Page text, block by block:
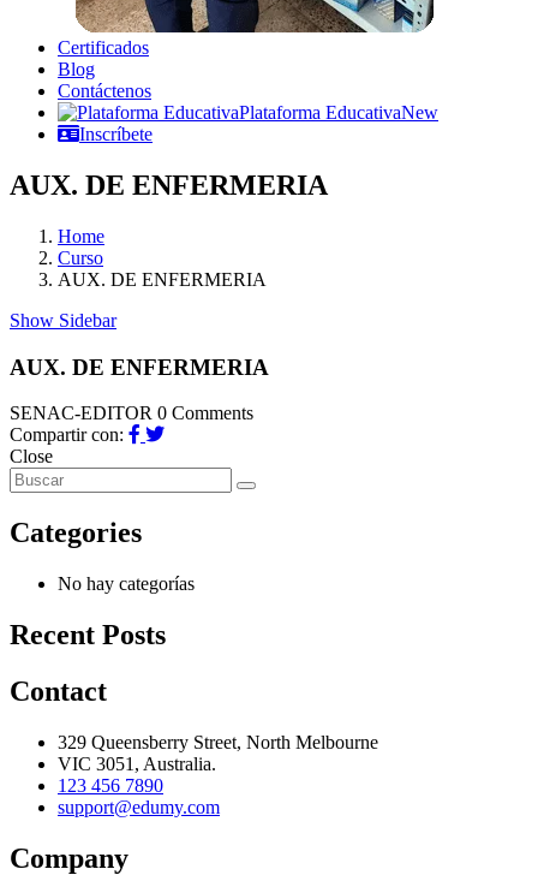
Certificados
Blog
Contáctenos
Plataforma EducativaNew
Inscríbete
AUX. DE ENFERMERIA
Home
Curso
AUX. DE ENFERMERIA
Show Sidebar
AUX. DE ENFERMERIA
SENAC-EDITOR 0 Comments
Compartir con:
Close
Categories
No hay categorías
Recent Posts
Contact
329 Queensberry Street, North Melbourne
VIC 3051, Australia.
123 456 7890
support@edumy.com
Company